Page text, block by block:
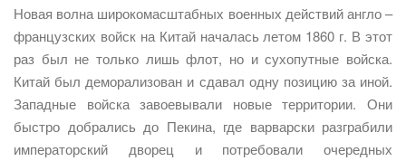
Новая волна широкомасштабных военных действий англо –
французских войск на Китай началась летом 1860 г. В этот
раз был не только лишь флот, но и сухопутные войска.
Китай был деморализован и сдавал одну позицию за иной.
Западные войска завоевывали новые территории. Они
быстро добрались до Пекина, где варварски разграбили
императорский дворец и потребовали очередных